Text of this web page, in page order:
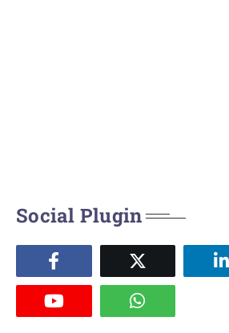
Social Plugin